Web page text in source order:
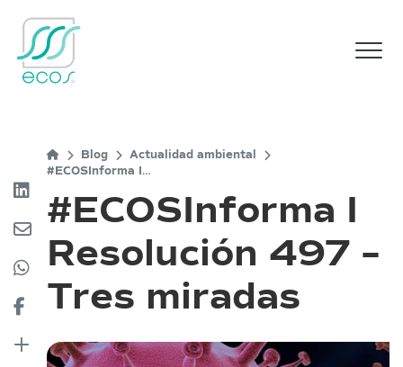
Blog
Actualidad ambiental
#ECOSInforma I
miradas
#ECOSInforma I
Resolución 497 –
Tres miradas